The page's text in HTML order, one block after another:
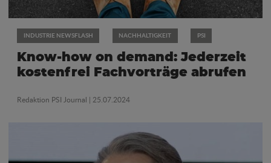
INDUSTRIE NEWSFLASH NACHHALTIGKEIT PSI
Know-how on demand: Jederzeit
kostenfrei Fachvorträge abrufen
Redaktion PSI Journal | 25.07.2024